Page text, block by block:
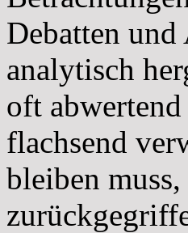
Debatten
analytisch
oft
flachsend
bleiben